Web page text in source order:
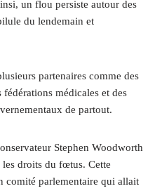
un flou persiste autour des
du lendemain et
partenaires comme des
médicales et des
de partout.
Stephen Woodworth
droits du fœtus. Cette
comité parlementaire qui allait